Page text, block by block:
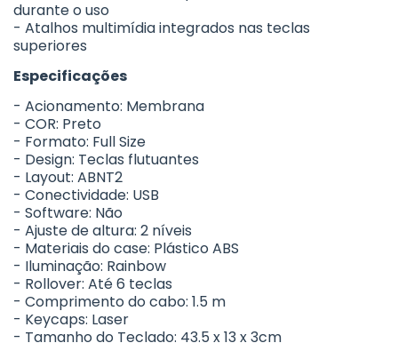
durante o uso
- Atalhos multimídia integrados nas teclas
superiores
Especificações
- Acionamento: Membrana
- COR: Preto
- Formato: Full Size
- Design: Teclas flutuantes
- Layout: ABNT2
- Conectividade: USB
- Software: Não
- Ajuste de altura: 2 níveis
- Materiais do case: Plástico ABS
- Iluminação: Rainbow
- Rollover: Até 6 teclas
- Comprimento do cabo: 1.5 m
- Keycaps: Laser
- Tamanho do Teclado: 43.5 x 13 x 3cm